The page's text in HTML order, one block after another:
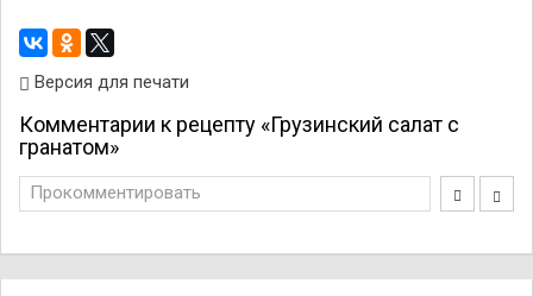
Версия для печати
Комментарии к рецепту «Грузинский салат с
гранатом»
Прокомментировать